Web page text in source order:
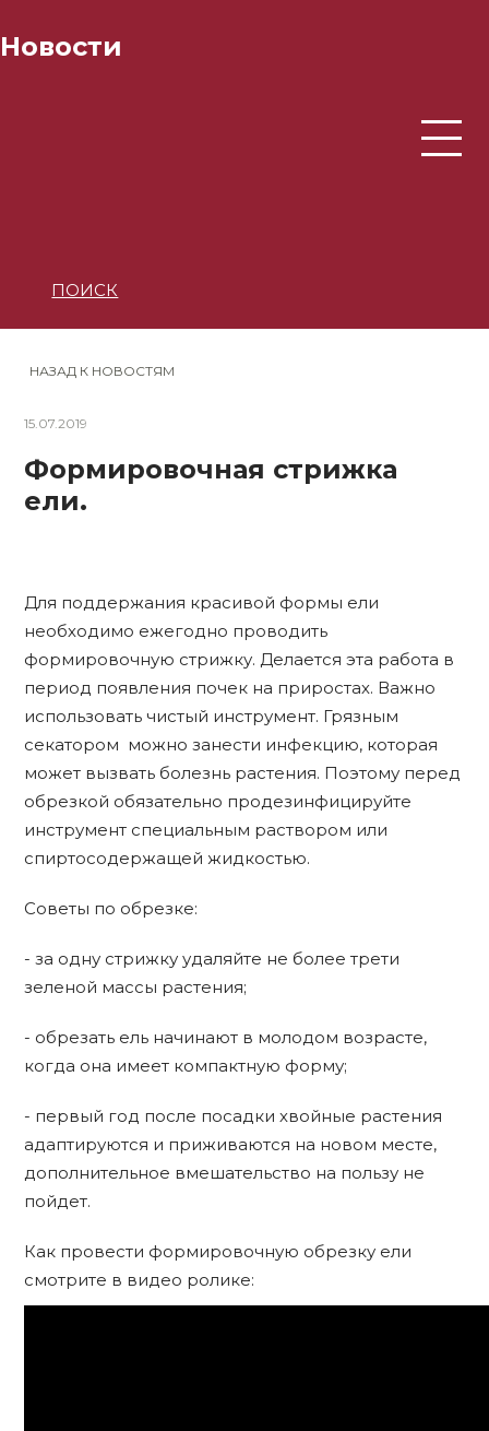
Новости
ПОИСК
НАЗАД К НОВОСТЯМ
15.07.2019
Формировочная стрижка
ели.
Для поддержания красивой формы ели
необходимо ежегодно проводить
формировочную стрижку. Делается эта работа в
период появления почек на приростах. Важно
использовать чистый инструмент. Грязным
секатором можно занести инфекцию, которая
может вызвать болезнь растения. Поэтому перед
обрезкой обязательно продезинфицируйте
инструмент специальным раствором или
спиртосодержащей жидкостью.
Советы по обрезке:
- за одну стрижку удаляйте не более трети
зеленой массы растения;
- обрезать ель начинают в молодом возрасте,
когда она имеет компактную форму;
- первый год после посадки хвойные растения
адаптируются и приживаются на новом месте,
дополнительное вмешательство на пользу не
пойдет.
Как провести формировочную обрезку ели
смотрите в видео ролике: